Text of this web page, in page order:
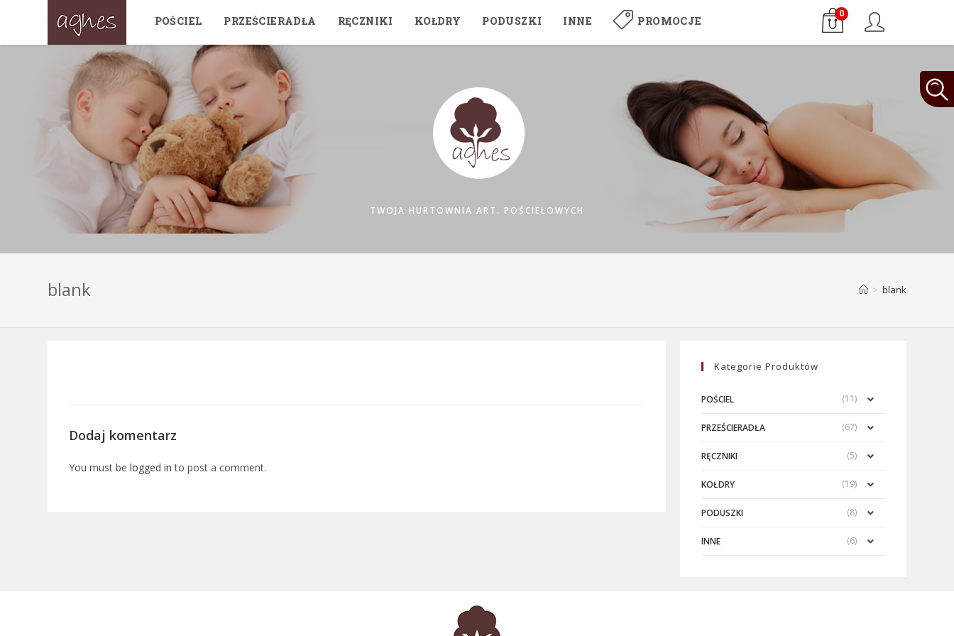
POŚCIEL PRZEŚCIERADŁA RĘCZNIKI KOŁDRY PODUSZKI INNE PROMOCJE
0
TWOJA HURTOWNIA ART. POŚCIELOWYCH
blank > blank
Dodaj komentarz
You must belogged in to post a comment.
Kategorie Produktów
POŚCIEL (11)
PRZEŚCIERADŁA (67)
RĘCZNIKI (5)
KOŁDRY (19)
PODUSZKI (8)
INNE (6)